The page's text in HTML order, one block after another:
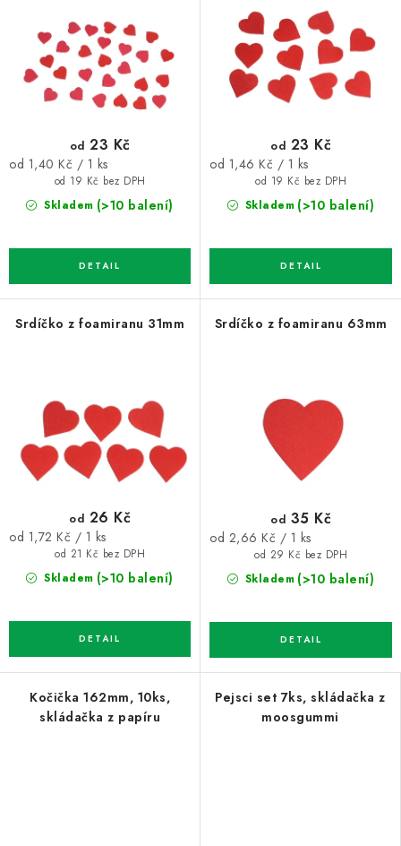
ů
Skladem (>10 balení)
od 19 Kč bez DPH
od 23 Kč
Měrná
od 1,40 Kč / 1 ks
Skladem (>10 balení)
od 19 Kč bez DPH
od 23 Kč
Měrná
od 1,46 Kč / 1 ks
Srdíčko z foamiranu 31mm
Skladem (>10 balení)
od 21 Kč bez DPH
od 26 Kč
Měrná
od 1,72 Kč / 1 ks
Srdíčko z foamiranu 63mm
Skladem (>10 balení)
od 29 Kč bez DPH
od 35 Kč
Měrná
od 2,66 Kč / 1 ks
Kočička 162mm, 10ks,
skládačka z papíru
Pejsci set 7ks, skládačka z
moosgummi